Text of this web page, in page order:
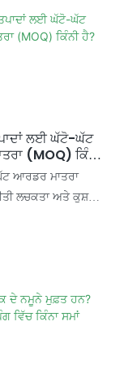
ਲਈ ਘੱਟੋ-ਘੱਟ
(MOQ) ਕਿੰਨੀ
ਆਰਡਰ ਮਾਤਰਾ
ਲਚਕਤਾ ਅਤੇ ਕੁਸ਼ਲਤਾ
ਹੈ। ਖਾਸ ਮਾਤਰਾਵਾਂ
ਤੋਂ ਅਨੁਕੂਲ ਲਾਗਤਾਂ ਨੂੰ
ਹੈ।